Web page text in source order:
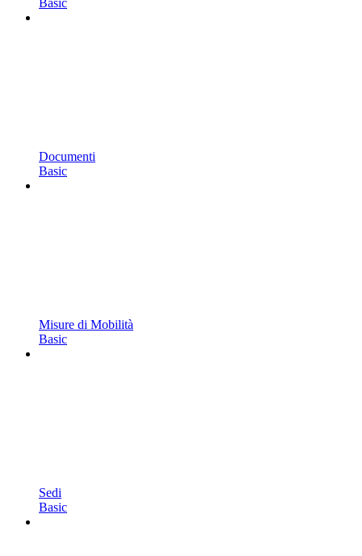
Basic
Documenti
Basic
Misure di Mobilità
Basic
Sedi
Basic